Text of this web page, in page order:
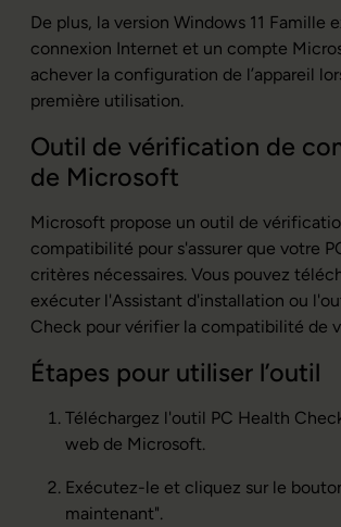
De plus, la version Windows 11 Famille
connexion Internet et un compte
achever la configuration de l’appareil
première utilisation.
Outil de vérification de
de Microsoft
Microsoft propose un outil de
compatibilité pour s'assurer que votre
critères nécessaires. Vous pouvez
exécuter l'Assistant d'installation ou
Check pour vérifier la compatibilité de
Étapes pour utiliser l’outil
Téléchargez l'outil PC Health
web de Microsoft.
Exécutez-le et cliquez sur le
maintenant".